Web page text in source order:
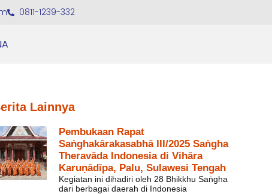
0811-1239-332
Lainnya
Pembukaan Rapat
Saṅghakārakasabhā III/2025 Saṅgha
Theravāda Indonesia di Vihāra
Karuṇādīpa, Palu, Sulawesi Tengah
Kegiatan ini dihadiri oleh 28 Bhikkhu Saṅgha
dari berbagai daerah di Indonesia